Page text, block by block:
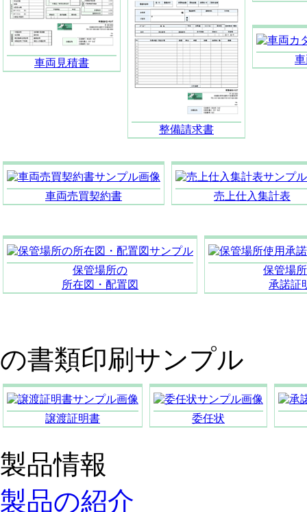
車両見積書
整備請求書
車両売買契約書 売上仕入集計表
保管場所の
所在図・配置図
保管場
承諾証
の書類印刷サンプル
譲渡証明書 委任状
製品情報
製品の紹介